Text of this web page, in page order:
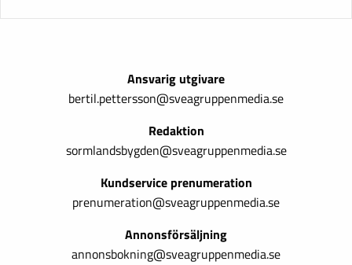
Ansvarig utgivare
bertil.pettersson@sveagruppenmedia.se
Redaktion
sormlandsbygden@sveagruppenmedia.se
Kundservice prenumeration
prenumeration@sveagruppenmedia.se
Annonsförsäljning
annonsbokning@sveagruppenmedia.se